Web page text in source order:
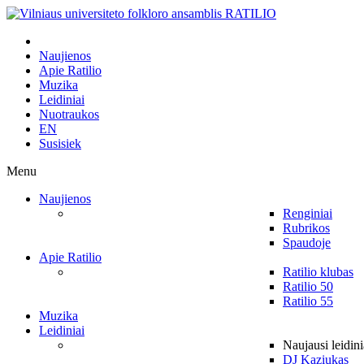
Naujienos
Apie Ratilio
Muzika
Leidiniai
Nuotraukos
EN
Susisiek
Menu
Naujienos
Renginiai
Rubrikos
Spaudoje
Apie Ratilio
Ratilio klubas
Ratilio 50
Ratilio 55
Muzika
Leidiniai
Naujausi
DJ Kaziukas